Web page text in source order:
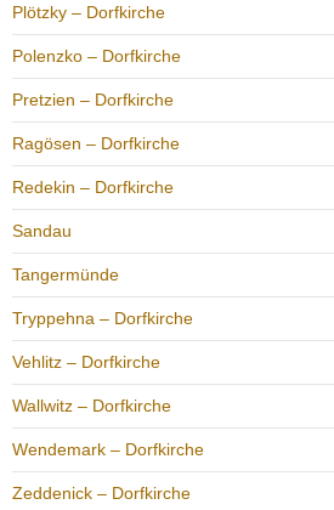
Plötzky – Dorfkirche
Polenzko – Dorfkirche
Pretzien – Dorfkirche
Ragösen – Dorfkirche
Redekin – Dorfkirche
Sandau
Tangermünde
Tryppehna – Dorfkirche
Vehlitz – Dorfkirche
Wallwitz – Dorfkirche
Wendemark – Dorfkirche
Zeddenick – Dorfkirche